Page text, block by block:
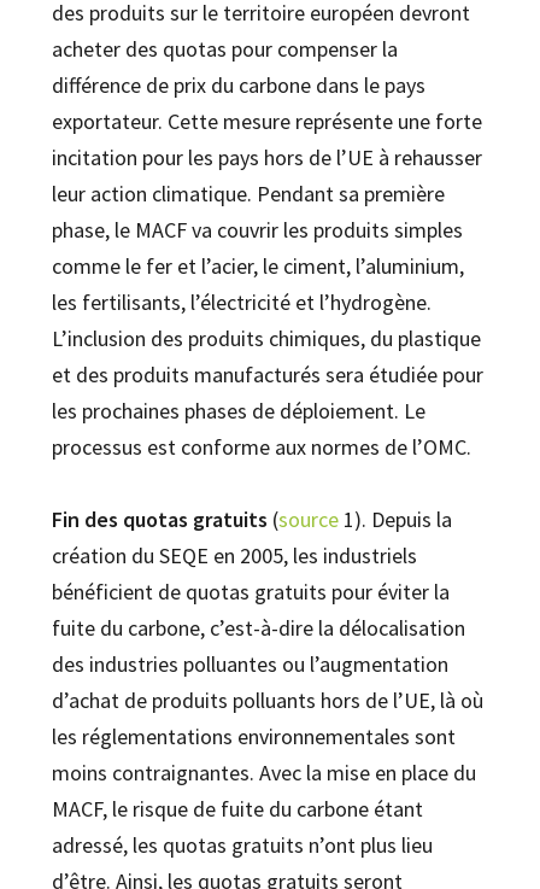
des produits sur le territoire européen devront
acheter des quotas pour compenser la
différence de prix du carbone dans le pays
exportateur. Cette mesure représente une forte
incitation pour les pays hors de l’UE à rehausser
leur action climatique. Pendant sa première
phase, le MACF va couvrir les produits simples
comme le fer et l’acier, le ciment, l’aluminium,
les fertilisants, l’électricité et l’hydrogène.
L’inclusion des produits chimiques, du plastique
et des produits manufacturés sera étudiée pour
les prochaines phases de déploiement. Le
processus est conforme aux normes de l’OMC.
Fin des quotas gratuits (source 1). Depuis la
création du SEQE en 2005, les industriels
bénéficient de quotas gratuits pour éviter la
fuite du carbone, c’est-à-dire la délocalisation
des industries polluantes ou l’augmentation
d’achat de produits polluants hors de l’UE, là où
les réglementations environnementales sont
moins contraignantes. Avec la mise en place du
MACF, le risque de fuite du carbone étant
adressé, les quotas gratuits n’ont plus lieu
d’être. Ainsi, les quotas gratuits seront